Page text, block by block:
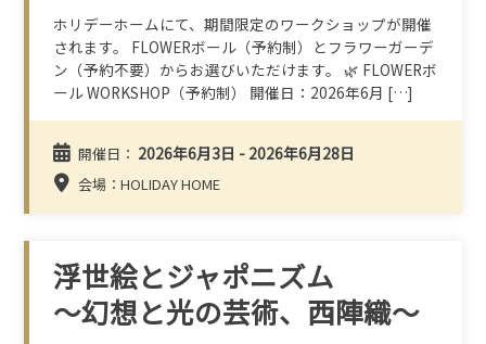
ホリデーホームにて、期間限定のワークショップが開催
されます。 FLOWERボール（予約制）とフラワーガーデ
ン（予約不要）からお選びいただけます。 🌿 FLOWERボ
ール WORKSHOP（予約制） 開催日：2026年6月 […]
開催日： 2026年6月3日 - 2026年6月28日
会場：HOLIDAY HOME
浮世絵とジャポニズム
～幻想と光の芸術、西陣織～